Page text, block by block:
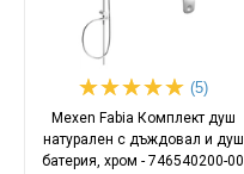
(5)
Mexen Fabia Комплект душ
натурален с дъждовал и душ
батерия, хром - 746540200-00